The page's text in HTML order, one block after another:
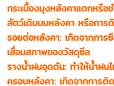
กระเบื้องมุงหลังคาแตกหรือ
สัตว์เดินบนหลังคา หรือการ
รอยต่อหลังคา: เกิดจากกา
เสื่อมสภาพของวัสดุซีล
รางน้ำฝนอุดตัน: ทำให้น้ำฝน
ครอบหลังคา: เกิดจากการ